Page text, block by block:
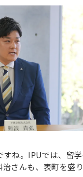
すね。IPUでは、留
治さんも、表町を盛